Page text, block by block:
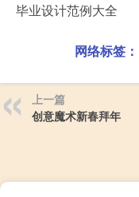
毕业设计范例大全
网络标签：
上一篇
创意魔术新春拜年